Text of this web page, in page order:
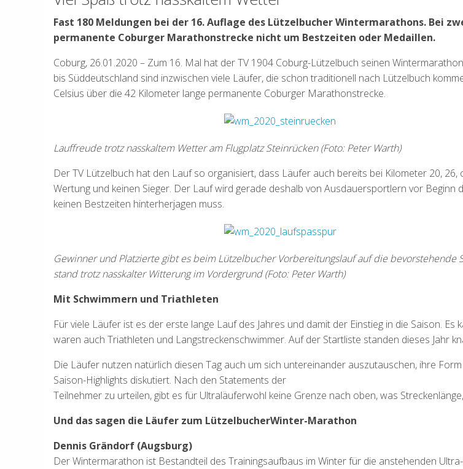
Fast 180 Meldungen bei der 16. Auflage des Lützelbucher Wintermarathons. Bei
permanente Coburger Marathonstrecke nicht um Bestzeiten oder Medaillen.
Coburg, 26.01.2020 – Zum 16. Mal hat der TV 1904 Coburg-Lützelbuch seinen
bis Süddeutschland sind inzwischen viele Läufer, die schon traditionell nach Lützelbuch
Celsius über die 42 Kilometer lange permanente Coburger Marathonstrecke.
Lauffreude trotz nasskaltem Wetter am Flugplatz Steinrücken (Foto: Peter Warth)
Der TV Lützelbuch hat den Lauf so organisiert, dass Läufer auch bereits bei Kilometer 20,
Wertung und keinen Sieger. Der Lauf wird gerade deshalb von Ausdauersportlern vor
keinen Bestzeiten hinterherjagen muss.
Gewinner und Platzierte gibt es beim Lützelbucher Vorbereitungslauf auf die
stand trotz nasskalter Witterung im Vordergrund (Foto: Peter Warth)
Mit Schwimmern und Triathleten
Für viele Läufer ist es der erste lange Lauf des Jahres und damit der Einstieg in die Saison.
waren auch Triathleten und Langstreckenschwimmer. Auf der Startliste standen dieses Jahr
Die Läufer nutzen natürlich diesen Tag auch um sich untereinander auszutauschen, ihre
Saison-Highlights diskutiert. Nach den Statements der
Teilnehmer zu urteilen, gibt es für Ultraläuferwohl keine Grenze nach oben, was
Und das sagen die Läufer zum LützelbucherWinter-Marathon
Dennis Grändorf (Augsburg)
Der Wintermarathon ist Bestandteil des Trainingsaufbaus im Winter für die anstehenden